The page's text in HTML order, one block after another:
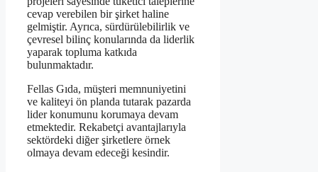
cevap verebilen bir şirket haline
gelmiştir. Ayrıca, sürdürülebilirlik ve
çevresel bilinç konularında da liderlik
yaparak topluma katkıda
bulunmaktadır.
Fellas Gıda, müşteri memnuniyetini
ve kaliteyi ön planda tutarak pazarda
lider konumunu korumaya devam
etmektedir. Rekabetçi avantajlarıyla
sektördeki diğer şirketlere örnek
olmaya devam edeceği kesindir.